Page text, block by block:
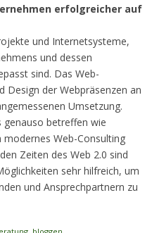
erfolgreicher auf
und Internetsysteme,
und dessen
sind. Das Web-
Design der Webpräsenzen an
Umsetzung.
genauso betreffen wie
Web-Consulting
Zeiten des Web 2.0 sind
sehr hilfreich, um
und Ansprechpartnern zu